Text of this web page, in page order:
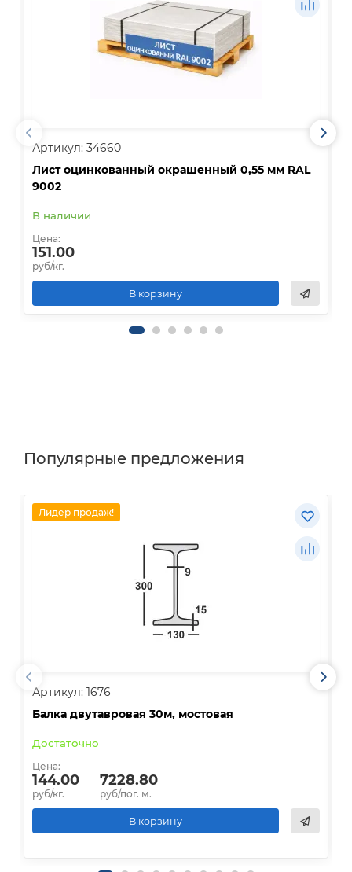
Артикул: 34660
Лист оцинкованный окрашенный 0,55 мм RAL
9002
В наличии
Цена:
151.00
руб/кг.
В корзину
Популярные предложения
Лидер продаж!
Артикул: 1676
Балка двутавровая 30м, мостовая
Достаточно
Цена:
144.00
руб/кг.
7228.80
руб/пог. м.
В корзину